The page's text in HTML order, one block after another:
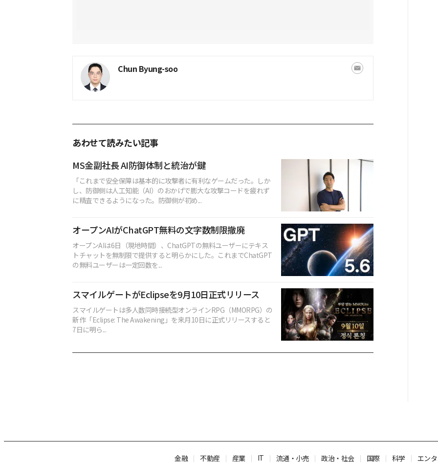
Chun Byung-soo
あわせて読みたい記事
MS金副社長 AI防御体制と統治が鍵
「これまで安全保障は基本的に攻撃者に有利なゲームだった。しか
し、防御側は人工知能（AI）のおかげで膨大な攻撃コードを疲れず
に精査できるようになった。防御側が初め...
オープンAIがChatGPT無料の文字数制限撤廃
オープンAIは6日（現地時間）、ChatGPTの無料ユーザーにテキス
トチャットを無制限で提供すると明らかにした。これまでChatGPT
の無料ユーザーは一定回数を...
スマイルゲートがEclipseを9月10日正式リリース
スマイルゲートは多人数同時接続型オンラインRPG（MMORPG）の
新作「Eclipse: The Awakening」を来月10日に正式リリースすると
7日に明ら...
金融 不動産 産業 IT 流通・小売 政治・社会 国際 科学 エン